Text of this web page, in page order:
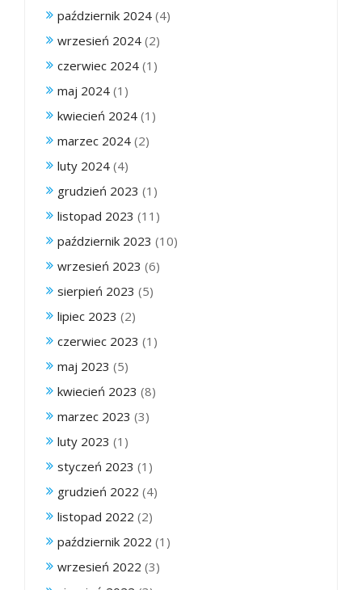
październik 2024 (4)
wrzesień 2024 (2)
czerwiec 2024 (1)
maj 2024 (1)
kwiecień 2024 (1)
marzec 2024 (2)
luty 2024 (4)
grudzień 2023 (1)
listopad 2023 (11)
październik 2023 (10)
wrzesień 2023 (6)
sierpień 2023 (5)
lipiec 2023 (2)
czerwiec 2023 (1)
maj 2023 (5)
kwiecień 2023 (8)
marzec 2023 (3)
luty 2023 (1)
styczeń 2023 (1)
grudzień 2022 (4)
listopad 2022 (2)
październik 2022 (1)
wrzesień 2022 (3)